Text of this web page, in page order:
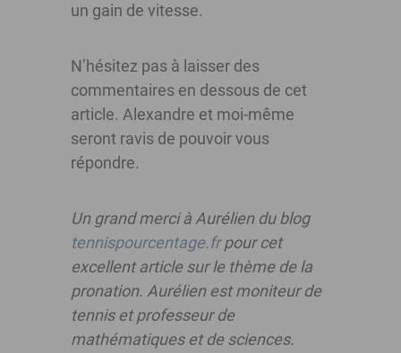
un gain de vitesse.
N’hésitez pas à laisser des
commentaires en dessous de cet
article. Alexandre et moi-même
seront ravis de pouvoir vous
répondre.
Un grand merci à Aurélien du blog
tennispourcentage.frpour cet
excellent article sur le thème de la
pronation. Aurélien est moniteur de
tennis et professeur de
mathématiques et de sciences.